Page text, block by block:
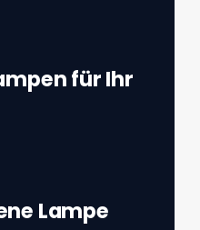
für Ihr
Lampe